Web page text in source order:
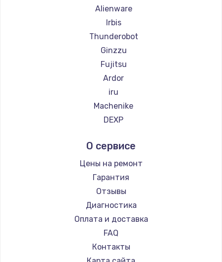
Alienware
Irbis
Thunderobot
Ginzzu
Fujitsu
Ardor
iru
Machenike
DEXP
Intel
Beelink
CHUWI
О сервисе
Цены на ремонт
Гарантия
Отзывы
Диагностика
Оплата и доставка
FAQ
Контакты